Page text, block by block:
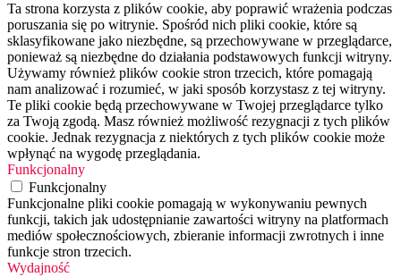
Ta strona korzysta z plików cookie, aby poprawić wrażenia podczas
poruszania się po witrynie. Spośród nich pliki cookie, które są
sklasyfikowane jako niezbędne, są przechowywane w przeglądarce,
ponieważ są niezbędne do działania podstawowych funkcji witryny.
Używamy również plików cookie stron trzecich, które pomagają
nam analizować i rozumieć, w jaki sposób korzystasz z tej witryny.
Te pliki cookie będą przechowywane w Twojej przeglądarce tylko
za Twoją zgodą. Masz również możliwość rezygnacji z tych plików
cookie. Jednak rezygnacja z niektórych z tych plików cookie może
wpłynąć na wygodę przeglądania.
Funkcjonalny
Funkcjonalny
Funkcjonalne pliki cookie pomagają w wykonywaniu pewnych
funkcji, takich jak udostępnianie zawartości witryny na platformach
mediów społecznościowych, zbieranie informacji zwrotnych i inne
funkcje stron trzecich.
Wydajność